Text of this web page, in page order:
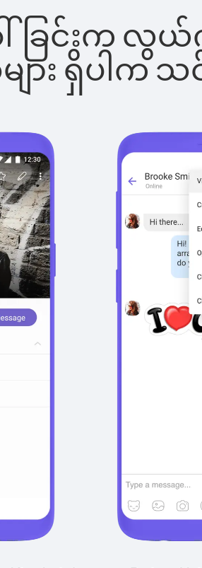
ေါ်ခြင်းက
ျား ရှိပါက